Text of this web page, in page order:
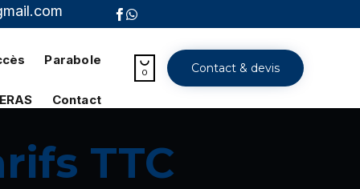
content
Parabole
Contact

0 Contact & devis
TTC